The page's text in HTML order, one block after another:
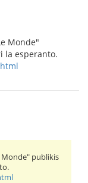
Monde"
la esperanto.
Monde" publikis